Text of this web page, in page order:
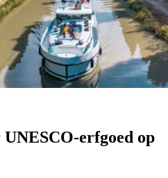
erfgoed op